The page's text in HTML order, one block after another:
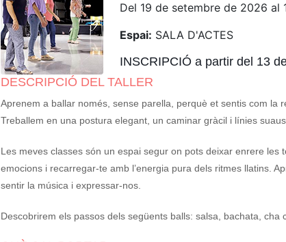
Del 19 de setembre de 2026 al
Espai: SALA D'ACTES
INSCRIPCIÓ a partir del 13
DESCRIPCIÓ DEL TALLER
Aprenem a ballar només, sense parella, perquè et sentis com la
Treballem en una postura elegant, un caminar gràcil i línies suaus.
Les meves classes són un espai segur on pots deixar enrere les
emocions i recarregar-te amb l’energia pura dels ritmes llatins.
sentir la música i expressar-nos.
Descobrirem els passos dels següents balls: salsa, bachata, cha